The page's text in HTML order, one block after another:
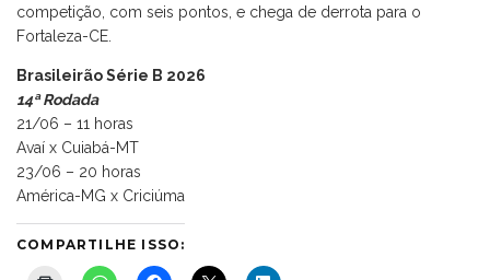
competição, com seis pontos, e chega de derrota para o
Fortaleza-CE.
Brasileirão Série B 2026
14ª Rodada
21/06 – 11 horas
Avaí x Cuiabá-MT
23/06 – 20 horas
América-MG x Criciúma
COMPARTILHE ISSO: